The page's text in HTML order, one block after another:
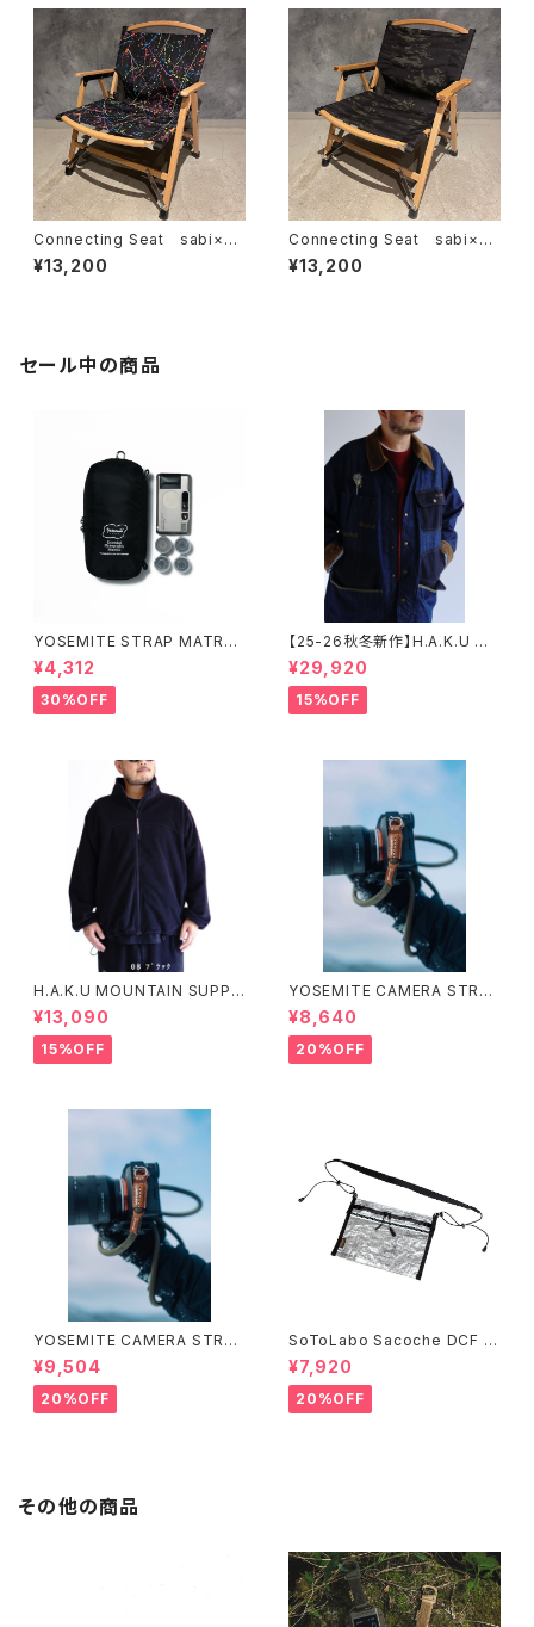
Connecting Seat sabi×KA
MU Splatter Paint
¥13,200
Connecting Seat sabi×KA
MU Multicam Black
¥13,200
セール中の商品
YOSEMITE STRAP MATRY
OSHKA CASE 【 M 】ヨセミテ
ストラップ マトリョーシカ ケース
¥4,312
30%OFF
【25-26秋冬新作】H.A.K.U M
OUNTAIN SUPPLY HKT719
ハンティングカバーオール ハク
マウンテンサプライ
¥29,920
15%OFF
H.A.K.U MOUNTAIN SUPPL
Y HKT725 ヘビーフリースジャ
ケット
¥13,090
15%OFF
YOSEMITE CAMERA STRAP
ヨセミテ カメラストラップ ( 111c
m ／ 126cm) ②
¥8,640
20%OFF
YOSEMITE CAMERA STRAP
ヨセミテ カメラストラップ ( 111c
m ／ 126cm) ①
¥9,504
20%OFF
SoToLabo Sacoche DCF /
ソトラボ サコッシュ DCF
¥7,920
20%OFF
その他の商品